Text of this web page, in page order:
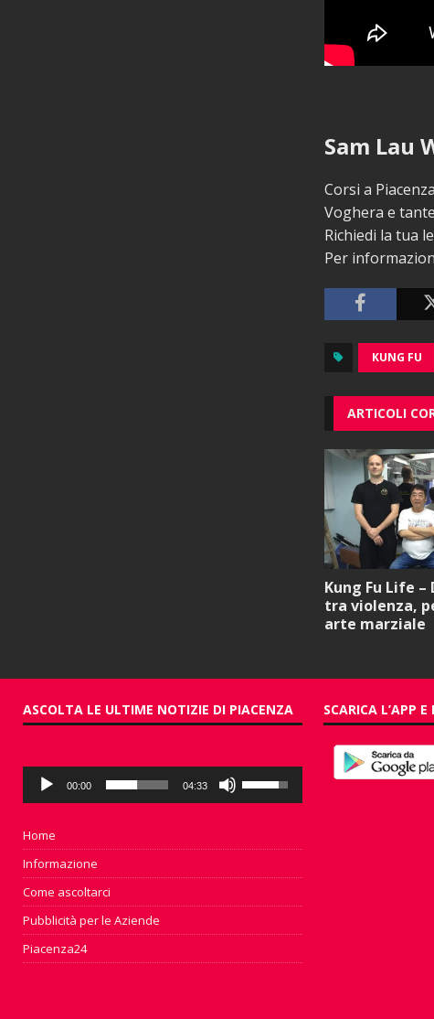
Sam Lau
Corsi a
Voghera e
Richiedi la tua
Per
KUNG FU
ARTICOLI
Kung Fu Life
tra violenza,
arte marziale
ASCOLTA LE ULTIME NOTIZIE DI PIACENZA
Audio
Player
00:00 04:33
i
su/giù
il
Home
Informazione
Come ascoltarci
Pubblicità per le Aziende
Piacenza24
SCARICA L’APP